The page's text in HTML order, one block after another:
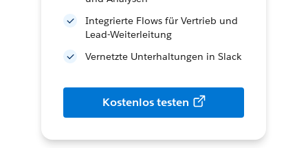
Integrierte Flows für Vertrieb und
Lead-Weiterleitung
Vernetzte Unterhaltungen in Slack
Kostenlos testen